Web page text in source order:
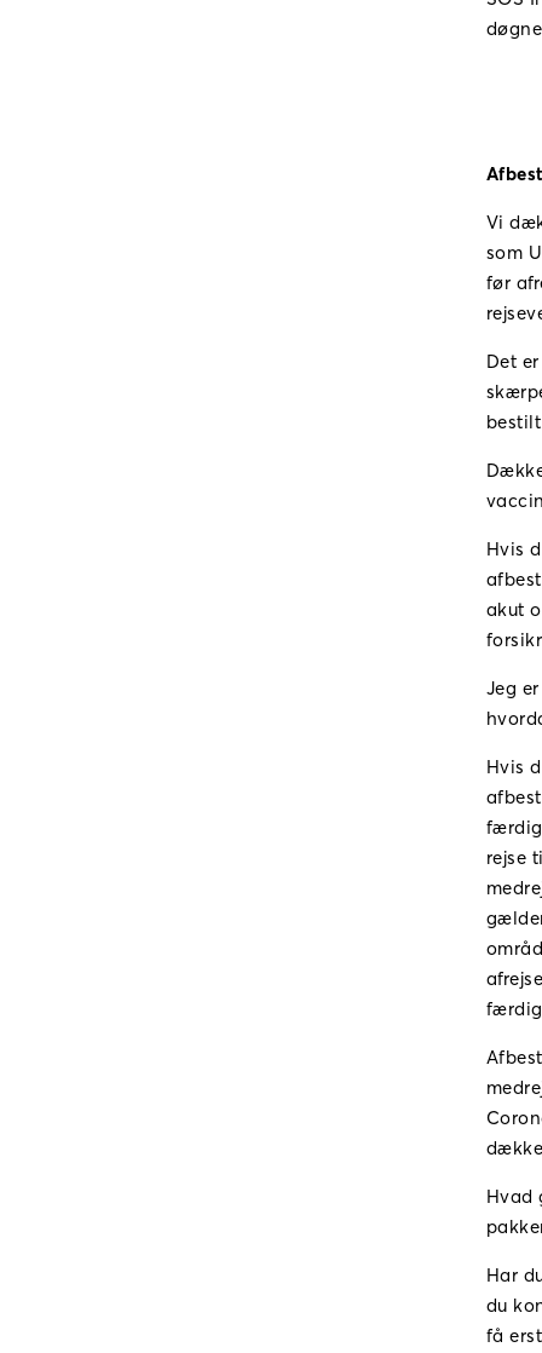
Vi
som
før
Det
Hvis
akut
Jeg
Hvis
rejse
Hvad
Har
du
få